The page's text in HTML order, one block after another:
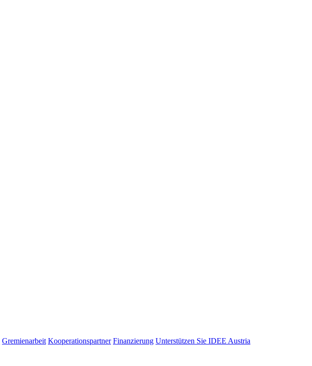
Gremienarbeit Kooperationspartner Finanzierung Unterstützen Sie IDEE Austria